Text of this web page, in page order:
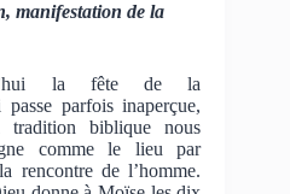
manifestation de la
la fête de la
parfois inaperçue,
biblique nous
comme le lieu par
rencontre de l’homme.